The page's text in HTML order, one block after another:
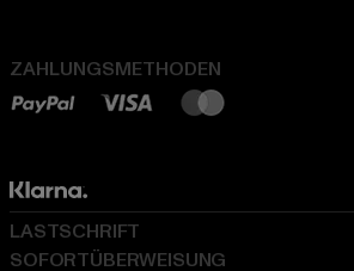
ZAHLUNGSMETHODEN
LASTSCHRIFT
SOFORTÜBERWEISUNG